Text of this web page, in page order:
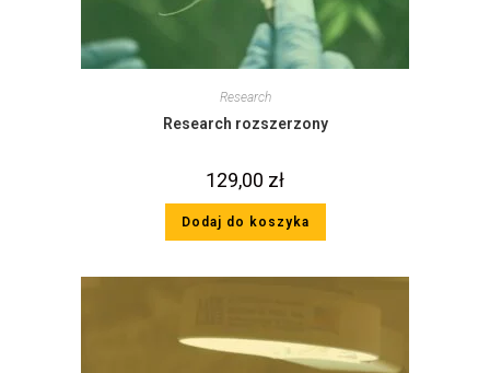
Research
Research rozszerzony
129,00 zł
Dodaj do koszyka